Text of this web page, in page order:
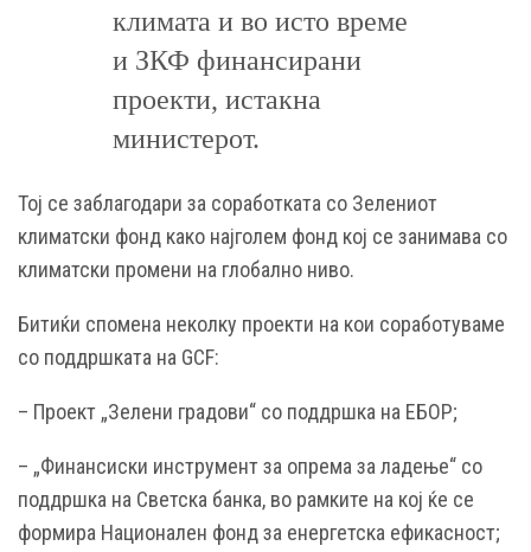
климата и во исто време
и ЗКФ финансирани
проекти, истакна
министерот.
Тој се заблагодари за соработката со Зелениот
климатски фонд како најголем фонд кој се занимава со
климатски промени на глобално ниво.
Битиќи спомена неколку проекти на кои соработуваме
со поддршката на GCF:
– Проект „Зелени градови“ со поддршка на ЕБОР;
– „Финансиски инструмент за опрема за ладење“ со
поддршка на Светска банка, во рамките на кој ќе се
формира Национален фонд за енергетска ефикасност;